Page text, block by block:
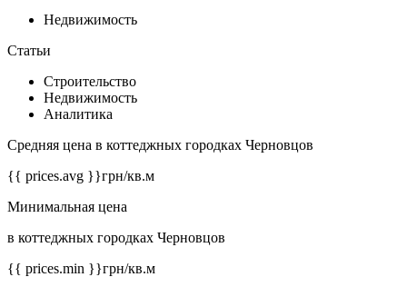
Недвижимость
Статьи
Строительство
Недвижимость
Аналитика
Средняя цена в коттеджных городках Черновцов
{{ prices.avg }}грн/кв.м
Минимальная цена
в коттеджных городках Черновцов
{{ prices.min }}грн/кв.м